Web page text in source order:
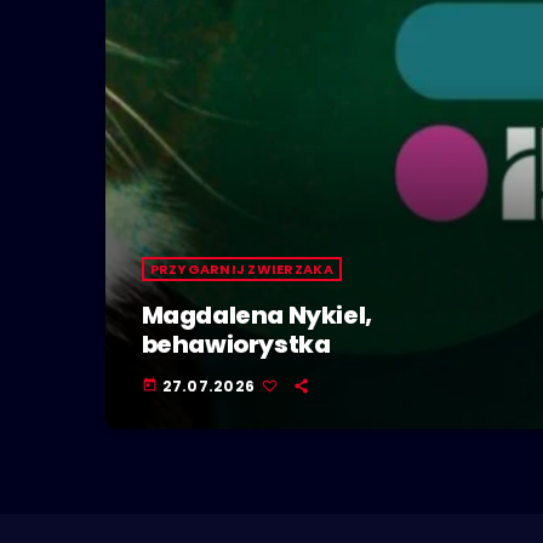
PRZYGARNIJ ZWIERZAKA
Magdalena Nykiel,
behawiorystka
today 27.07.2026